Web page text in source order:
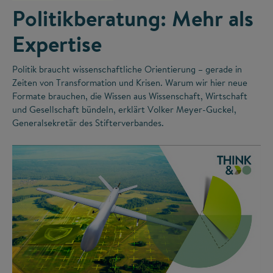
Politikberatung: Mehr als
Expertise
Politik braucht wissenschaftliche Orientierung – gerade in
Zeiten von Transformation und Krisen. Warum wir hier neue
Formate brauchen, die Wissen aus Wissenschaft, Wirtschaft
und Gesellschaft bündeln, erklärt Volker Meyer-Guckel,
Generalsekretär des Stifterverbandes.